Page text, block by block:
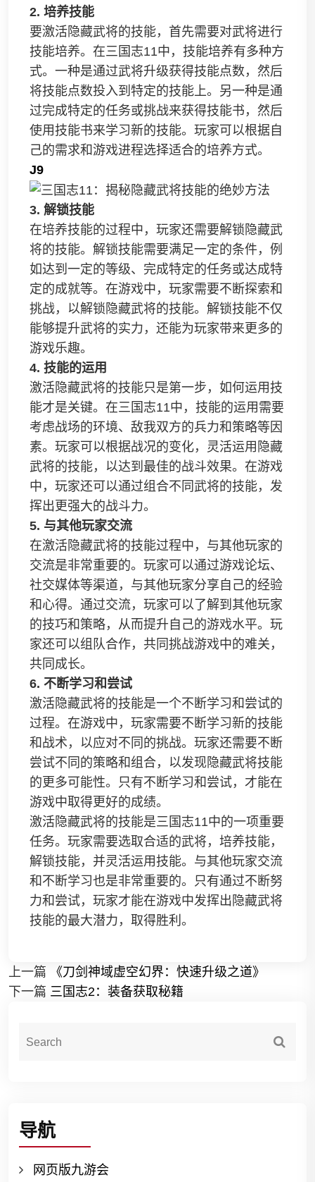
2. 培养技能
要激活隐藏武将的技能，首先需要对武将进行
技能培养。在三国志11中，技能培养有多种方
式。一种是通过武将升级获得技能点数，然后
将技能点数投入到特定的技能上。另一种是通
过完成特定的任务或挑战来获得技能书，然后
使用技能书来学习新的技能。玩家可以根据自
己的需求和游戏进程选择适合的培养方式。
J9
3. 解锁技能
在培养技能的过程中，玩家还需要解锁隐藏武
将的技能。解锁技能需要满足一定的条件，例
如达到一定的等级、完成特定的任务或达成特
定的成就等。在游戏中，玩家需要不断探索和
挑战，以解锁隐藏武将的技能。解锁技能不仅
能够提升武将的实力，还能为玩家带来更多的
游戏乐趣。
4. 技能的运用
激活隐藏武将的技能只是第一步，如何运用技
能才是关键。在三国志11中，技能的运用需要
考虑战场的环境、敌我双方的兵力和策略等因
素。玩家可以根据战况的变化，灵活运用隐藏
武将的技能，以达到最佳的战斗效果。在游戏
中，玩家还可以通过组合不同武将的技能，发
挥出更强大的战斗力。
5. 与其他玩家交流
在激活隐藏武将的技能过程中，与其他玩家的
交流是非常重要的。玩家可以通过游戏论坛、
社交媒体等渠道，与其他玩家分享自己的经验
和心得。通过交流，玩家可以了解到其他玩家
的技巧和策略，从而提升自己的游戏水平。玩
家还可以组队合作，共同挑战游戏中的难关，
共同成长。
6. 不断学习和尝试
激活隐藏武将的技能是一个不断学习和尝试的
过程。在游戏中，玩家需要不断学习新的技能
和战术，以应对不同的挑战。玩家还需要不断
尝试不同的策略和组合，以发现隐藏武将技能
的更多可能性。只有不断学习和尝试，才能在
游戏中取得更好的成绩。
激活隐藏武将的技能是三国志11中的一项重要
任务。玩家需要选取合适的武将，培养技能，
解锁技能，并灵活运用技能。与其他玩家交流
和不断学习也是非常重要的。只有通过不断努
力和尝试，玩家才能在游戏中发挥出隐藏武将
技能的最大潜力，取得胜利。
上一篇
《刀剑神域虚空幻界：快速升级之道》
下一篇 三国志2：装备获取秘籍
导航
网页版九游会